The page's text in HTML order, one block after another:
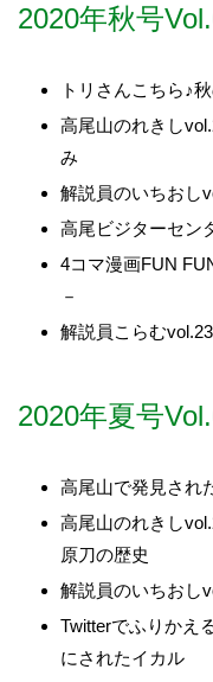
2020年秋号
トリさんこちら♪
高尾山のれきし
み
解説員のいちおし
高尾ビジターセン
4コマ漫画FUN
－
解説員こらむ
2020年夏号
高尾山で発見され
高尾山のれきし
原刀の歴史
解説員のいちおし
Twitterでふりかえ
にされたイカル